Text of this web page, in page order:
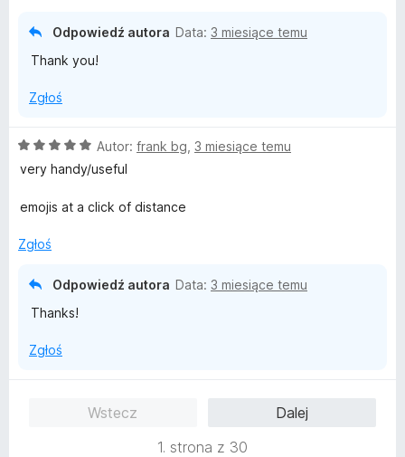
Odpowiedź autora Data: 3 miesiące temu
Thank you!
Zgłoś
O
c
n
:
Autor: frank bg 3 miesiące temu
very handy/useful
emojis at a click of distance
Zgłoś
Odpowiedź autora Data: 3 miesiące temu
Thanks!
Zgłoś
Wstecz
Dalej
1. strona z 30